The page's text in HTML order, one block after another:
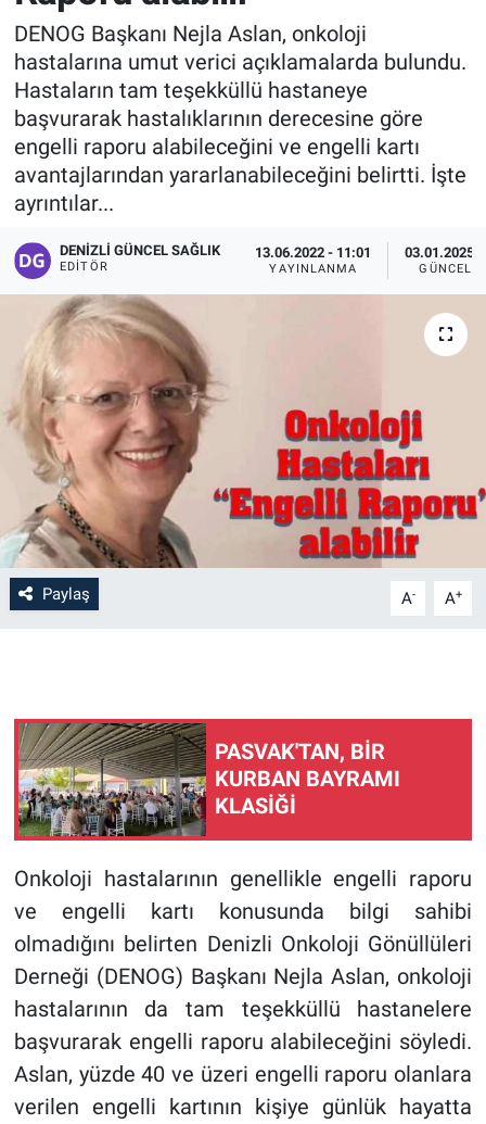
DENOG Başkanı Nejla Aslan, onkoloji
hastalarına umut verici açıklamalarda bulundu.
Hastaların tam teşekküllü hastaneye
başvurarak hastalıklarının derecesine göre
engelli raporu alabileceğini ve engelli kartı
avantajlarından yararlanabileceğini belirtti. İşte
ayrıntılar...
DENIZLI GÜNCEL SAĞLIK
EDITÖR
13.06.2022 - 11:01
YAYINLANMA
03.01.2025 -
Paylaş A- A+
PASVAK'TAN, BİR
KURBAN BAYRAMI
KLASİĞİ
Onkoloji hastalarının genellikle engelli raporu
ve engelli kartı konusunda bilgi sahibi
olmadığını belirten Denizli Onkoloji Gönüllüleri
Derneği (DENOG) Başkanı Nejla Aslan, onkoloji
hastalarının da tam teşekküllü hastanelere
başvurarak engelli raporu alabileceğini söyledi.
Aslan, yüzde 40 ve üzeri engelli raporu olanlara
verilen engelli kartının kişiye günlük hayatta